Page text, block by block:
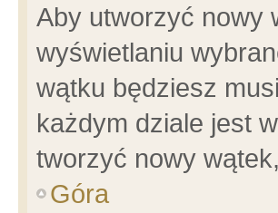
Aby utworzyć nowy
wyświetlaniu
wątku będziesz
każdym dziale jest
tworzyć nowy
Góra